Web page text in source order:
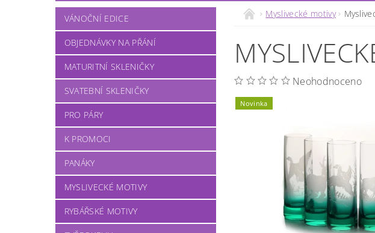
PANÁKY
MYSLIVECKÉ MOTIVY RYBÁŘSKÉ MOTIVY
NA VÍNO
NA PIVO NA KÁVU
VÁNOČNÍ EDICE
OBJEDNÁVKY NA PŘÁNÍ
MATURITNÍ SKLENIČKY
SVATEBNÍ SKLENIČKY
PRO PÁRY
K PROMOCI
PANÁKY
MYSLIVECKÉ MOTIVY
RYBÁŘSKÉ MOTIVY
Myslivecké motivy
Neohodnoceno
Novinka